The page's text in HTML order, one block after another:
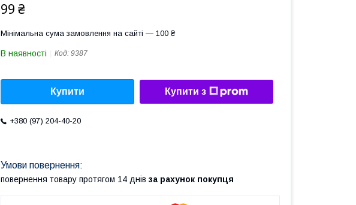
99 ₴
Мінімальна сума замовлення на сайті — 100 ₴
В наявності Код: 9387
Купити Купити з
+380 (97) 204-40-20
повернення товару протягом 14 днів за рахунок покупця